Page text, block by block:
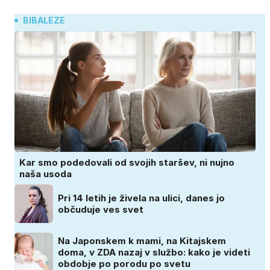
BIBALEZE
Kar smo podedovali od svojih staršev, ni nujno
naša usoda
Pri 14 letih je živela na ulici, danes jo
občuduje ves svet
Na Japonskem k mami, na Kitajskem
doma, v ZDA nazaj v službo: kako je videti
obdobje po porodu po svetu